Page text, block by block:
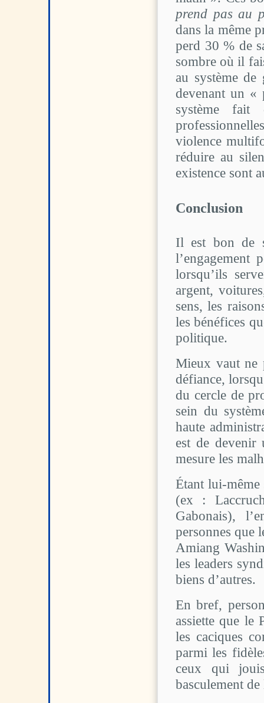
prend pas au
dans la même
perd 30 % de
sombre où il
au système
devenant un «
système fait
violence
réduire au
existence sont
Conclusion
Il est bon de
l’engagement
lorsqu’ils
argent,
sens, les
les bénéfices
politique.
Mieux vaut ne
défiance,
du cercle de
sein du
haute
est de devenir
mesure les
Étant lui-même
(ex :
Gabonais),
personnes que
Amiang
les leaders
biens d’autres.
En bref,
assiette que le
les caciques
parmi les
ceux qui
basculement